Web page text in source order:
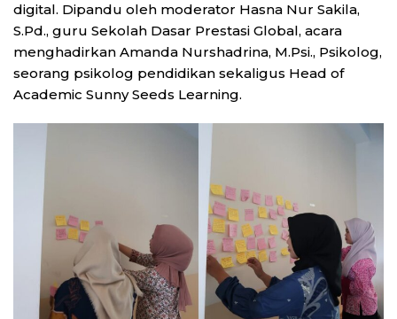
digital. Dipandu oleh moderator Hasna Nur Sakila,
S.Pd., guru Sekolah Dasar Prestasi Global, acara
menghadirkan Amanda Nurshadrina, M.Psi., Psikolog,
seorang psikolog pendidikan sekaligus Head of
Academic Sunny Seeds Learning.